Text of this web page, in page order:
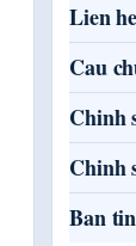
Lien he
Cau
Chinh
Chinh
Ban tin